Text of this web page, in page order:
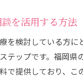
を活用する方法
を検討している方に
テップです。福岡県
で提供しており、こ